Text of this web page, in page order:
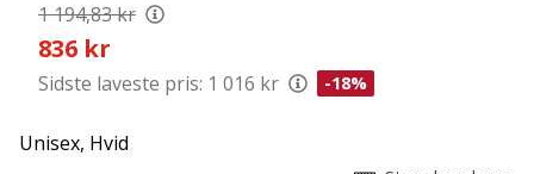
NITRO
SQD
5
at
kende!
1 194,83 kr
836 kr
Sidste laveste pris: 1 016 kr -18%
Unisex, Hvid